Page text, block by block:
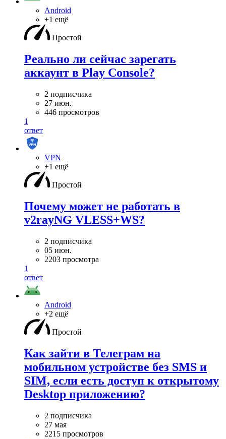
Android
+1 ещё
Простой
Реально ли сейчас зарегать
аккаунт в Play Console?
2 подписчика
27 июн.
446 просмотров
1
ответ
VPN
+1 ещё
Простой
Почему может не работать в
v2rayNG VLESS+WS?
2 подписчика
05 июн.
2203 просмотра
1
ответ
Android
+2 ещё
Простой
Как зайти в Телеграм на
мобильном устройстве без SMS и
SIM, если есть доступ к открытому
Desktop приложению?
2 подписчика
27 мая
2215 просмотров